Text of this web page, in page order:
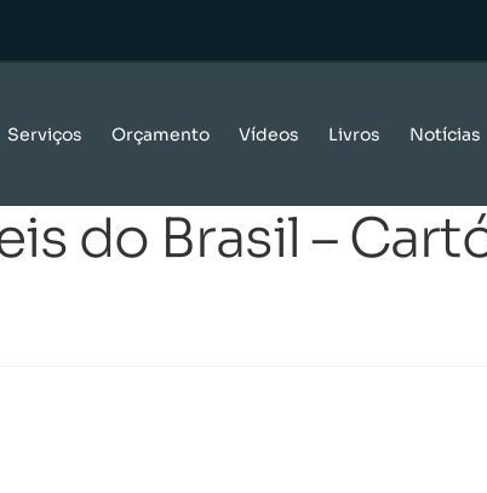
Serviços Orçamento Vídeos Livros Notícias
do Brasil –